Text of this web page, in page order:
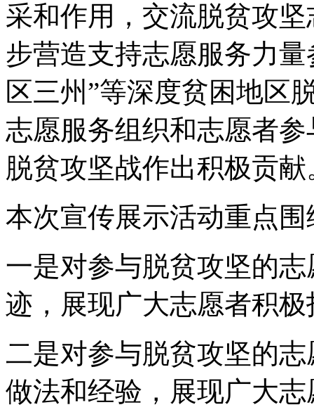
采和作用，交流脱贫攻
步营造支持志愿服务力
区三州”等深度贫困地区
志愿服务组织和志愿者
脱贫攻坚战作出积极贡献
本次宣传展示活动重点
一是对参与脱贫攻坚的
迹，展现广大志愿者积
二是对参与脱贫攻坚的
做法和经验，展现广大